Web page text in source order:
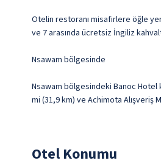
Otelin restoranı misafirlere öğle
ve 7 arasında ücretsiz İngiliz
Nsawam bölgesinde
Nsawam bölgesindeki Banoc Hotel
mi (31,9 km) ve Achimota Alışveriş
Otel Konumu